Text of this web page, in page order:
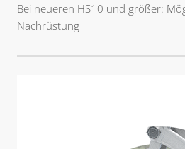
Bei neueren HS10 und größer:
Nachrüstung